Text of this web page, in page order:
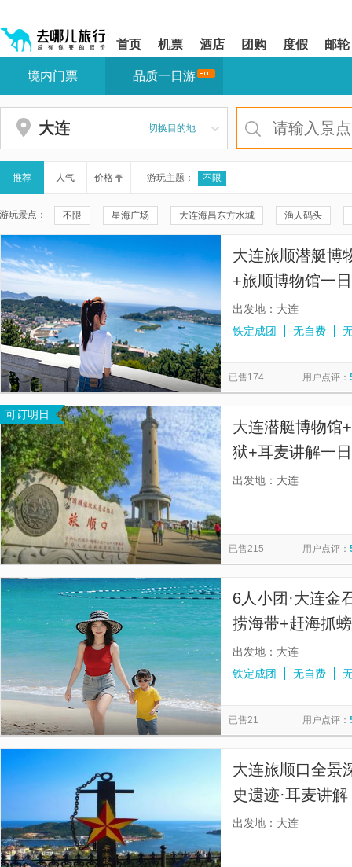
shift+enter
网
导
盲
导
模
式
您
站
区,
本
有
6
个
模
块,
按
下
Tab
键
浏
览
信
息
首页 机票 酒店 团购 度假 邮轮
您
站
区
境内门票 品质一日游
大连 切换目的地
推荐 人气 价格 游玩主题： 不限
游玩景点： 不限 星海广场 大连海昌东方水城 渔人码头
大连金石滩国家旅游度假区
大连·俄罗斯风情街 星海湾游艇港 东鸡冠山景区
军港游园 大连滨海国家地质公园
老虎滩海洋公园 东港游艇码头 有轨电车(机车商厦店)
小平岛游艇码头 老铁山黄渤海分界线
闯关东影视基地 巡航模拟馆 旅顺口风景名胜区
盛唐岚山步行街 海之韵公园
东港音乐喷泉广场 大连海昌发现王国主题公园
大连旅顺潜艇博
+旅顺博物馆一
团/优选8景/帆船
出发地：大连
铁定成团
无自费
已售174 用户点评：
可订明日
大连潜艇博物馆
狱+耳麦讲解一
深度游，登顶白
出发地：大连
已售215 用户点评：
6人小团·大连金
捞海带+赶海抓
出发地：大连
铁定成团
无自费
已售21 用户点评：
大连旅顺口全景
史遗迹·耳麦讲
还原甲午海战及
出发地：大连